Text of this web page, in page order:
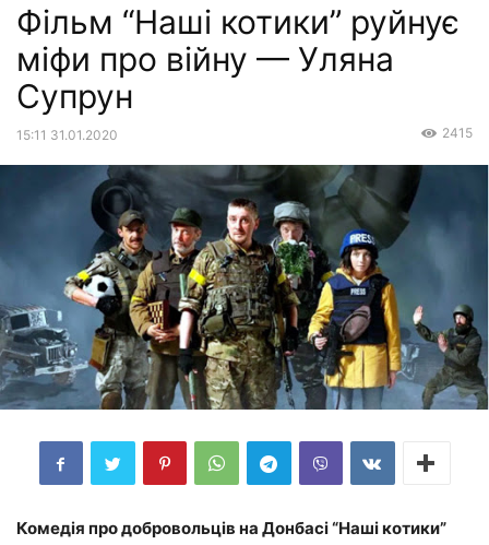
Фільм “Наші котики” руйнує
міфи про війну — Уляна
Супрун
15:11 31.01.2020 2415
Комедія про добровольців на Донбасі “Наші котики”